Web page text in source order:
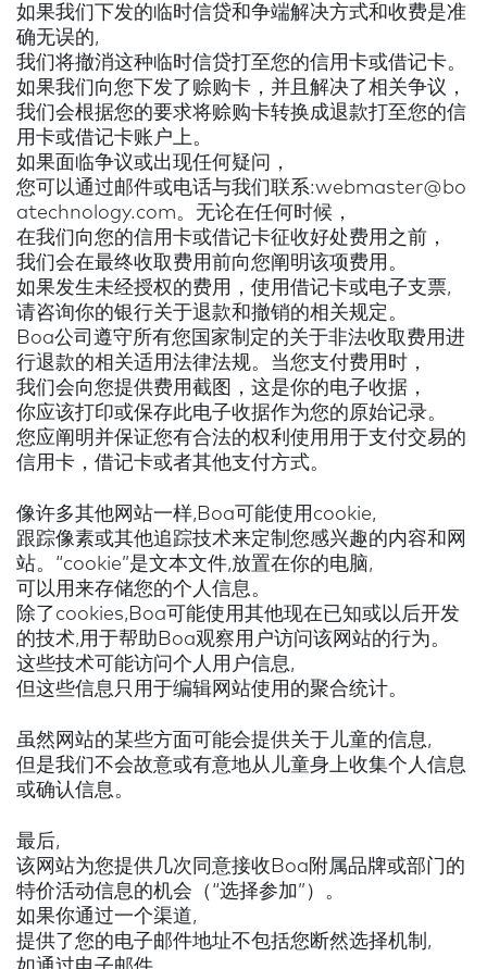
如果我们下发的临时信贷和争端解决方式和收费是准
确无误的,
我们将撤消这种临时信贷打至您的信用卡或借记卡。
如果我们向您下发了赊购卡，并且解决了相关争议，
我们会根据您的要求将赊购卡转换成退款打至您的信
用卡或借记卡账户上。
如果面临争议或出现任何疑问，
您可以通过邮件或电话与我们联系:webmaster@bo
atechnology.com。无论在任何时候，
在我们向您的信用卡或借记卡征收好处费用之前，
我们会在最终收取费用前向您阐明该项费用。
如果发生未经授权的费用，使用借记卡或电子支票,
请咨询你的银行关于退款和撤销的相关规定。
Boa公司遵守所有您国家制定的关于非法收取费用进
行退款的相关适用法律法规。当您支付费用时，
我们会向您提供费用截图，这是你的电子收据，
你应该打印或保存此电子收据作为您的原始记录。
您应阐明并保证您有合法的权利使用用于支付交易的
信用卡，借记卡或者其他支付方式。
像许多其他网站一样,Boa可能使用cookie,
跟踪像素或其他追踪技术来定制您感兴趣的内容和网
站。“cookie”是文本文件,放置在你的电脑,
可以用来存储您的个人信息。
除了cookies,Boa可能使用其他现在已知或以后开发
的技术,用于帮助Boa观察用户访问该网站的行为。
这些技术可能访问个人用户信息,
但这些信息只用于编辑网站使用的聚合统计。
虽然网站的某些方面可能会提供关于儿童的信息,
但是我们不会故意或有意地从儿童身上收集个人信息
或确认信息。
最后,
该网站为您提供几次同意接收Boa附属品牌或部门的
特价活动信息的机会（“选择参加”）。
如果你通过一个渠道,
提供了您的电子邮件地址不包括您断然选择机制,